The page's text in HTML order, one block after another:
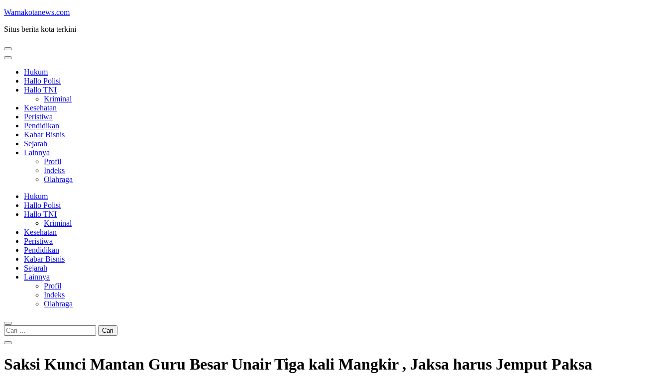
Lompat
konten
Enter)
Warnakotanews.com
Situs berita kota terkini
Hukum
Hallo Polisi
Hallo TNI
Kriminal
Kesehatan
Peristiwa
Pendidikan
Kabar Bisnis
Sejarah
Lainnya
Profil
Indeks
Olahraga
Hukum
Hallo Polisi
Hallo TNI
Kriminal
Kesehatan
Peristiwa
Pendidikan
Kabar Bisnis
Sejarah
Lainnya
Profil
Indeks
Olahraga
Cari
untuk:
Saksi Kunci Mantan Guru Besar Unair Tiga kali Mangkir , Jaksa harus Jemput Paksa